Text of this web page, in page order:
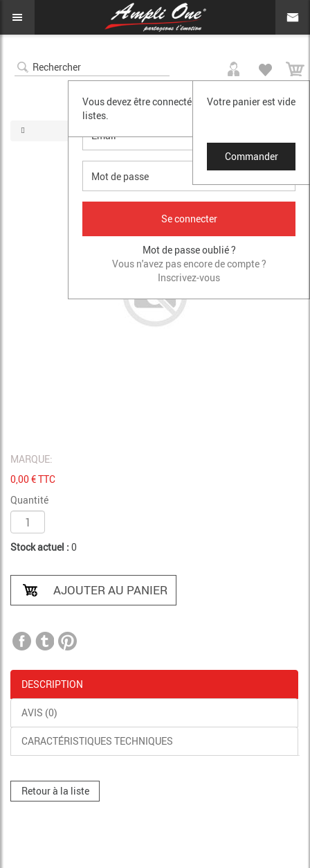
SE CONNECTER
Mot de passe oublié ?
Vous n'avez pas encore de compte ?
Inscrivez-vous
Vous devez être connecté pour accéder à vos
listes.
Votre panier est vide
Commander
MARQUE:
0,00€ TTC
Quantité
Stock actuel : 0
AJOUTER AU PANIER
DESCRIPTION
AVIS (0)
CARACTÉRISTIQUES TECHNIQUES
Retour à la liste